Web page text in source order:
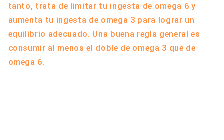
tanto, trata de limitar tu ingesta de omega 6 y
aumenta tu ingesta de omega 3 para lograr un
equilibrio adecuado. Una buena regla general es
consumir al menos el doble de omega 3 que de
omega 6.